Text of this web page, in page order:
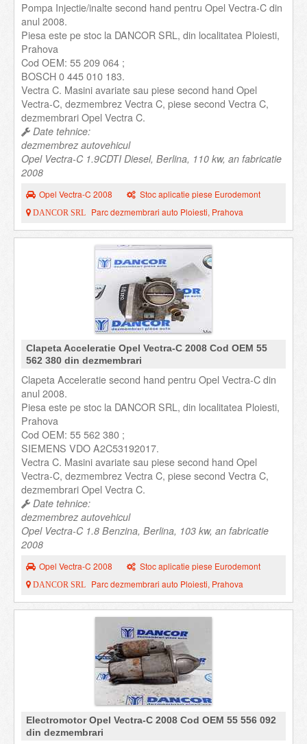
Pompa Injectie/inalte second hand pentru Opel Vectra-C din
anul 2008.
Piesa este pe stoc la DANCOR SRL, din localitatea Ploiesti,
Prahova
Cod OEM: 55 209 064 ;
BOSCH 0 445 010 183.
Vectra C. Masini avariate sau piese second hand Opel
Vectra-C, dezmembrez Vectra C, piese second Vectra C,
dezmembrari Opel Vectra C.
Date tehnice:
dezmembrez autovehicul
Opel Vectra-C 1.9CDTI Diesel, Berlina, 110 kw, an fabricatie
2008
Opel Vectra-C 2008 Stoc aplicatie piese Eurodemont
DANCOR SRL Parc dezmembrari auto Ploiesti, Prahova
Clapeta Acceleratie Opel Vectra-C 2008 Cod OEM 55
562 380 din dezmembrari
Clapeta Acceleratie second hand pentru Opel Vectra-C din
anul 2008.
Piesa este pe stoc la DANCOR SRL, din localitatea Ploiesti,
Prahova
Cod OEM: 55 562 380 ;
SIEMENS VDO A2C53192017.
Vectra C. Masini avariate sau piese second hand Opel
Vectra-C, dezmembrez Vectra C, piese second Vectra C,
dezmembrari Opel Vectra C.
Date tehnice:
dezmembrez autovehicul
Opel Vectra-C 1.8 Benzina, Berlina, 103 kw, an fabricatie
2008
Opel Vectra-C 2008 Stoc aplicatie piese Eurodemont
DANCOR SRL Parc dezmembrari auto Ploiesti, Prahova
Electromotor Opel Vectra-C 2008 Cod OEM 55 556 092
din dezmembrari